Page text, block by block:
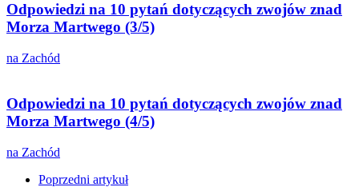
Odpowiedzi na 10 pytań dotyczących zwojów znad
Morza Martwego (3/5)
na Zachód
Odpowiedzi na 10 pytań dotyczących zwojów znad
Morza Martwego (4/5)
na Zachód
Poprzedni artykuł